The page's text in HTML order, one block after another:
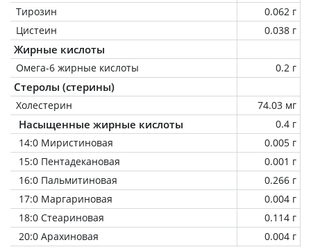
Тирозин
0.062 г
Цистеин
0.038 г
Жирные кислоты
Омега-6 жирные кислоты 0.2 г
Стеролы (стерины)
Холестерин 74.03 мг
Насыщенные жирные кислоты
0.4 г
14:0 Миристиновая
0.005 г
15:0 Пентадекановая
0.001 г
16:0 Пальмитиновая
0.266 г
17:0 Маргариновая
0.004 г
18:0 Стеариновая
0.114 г
20:0 Арахиновая
0.004 г